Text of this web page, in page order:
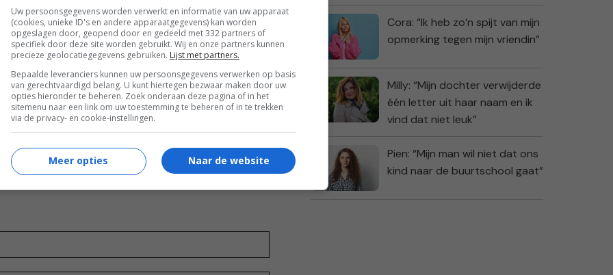
zodat je het geurtje dat je gebruikt
steeds we...
Cora: “Ik heb zo’n spijt van mijn
opmerking tegen mijn vriendin”
Milly: “Mijn dochter verwijderde
één letter uit haar naam en ik
vind dat niet leuk”
Pien: “Mijn man wil niet dat ons
kind naar de buurtschool gaat”
Uw persoonsgegevens worden verwerkt en informatie van uw apparaat
(cookies, unieke ID's en andere apparaatgegevens) kan worden
opgeslagen door, geopend door en gedeeld met 332 partners of
specifiek door deze site worden gebruikt. Wij en onze partners kunnen
precieze geolocatiegegevens gebruiken. Lijst met partners.
Bepaalde leveranciers kunnen uw persoonsgegevens verwerken op basis
van gerechtvaardigd belang. U kunt hiertegen bezwaar maken door uw
opties hieronder te beheren. Zoek onderaan deze pagina of in het
sitemenu naar een link om uw toestemming te beheren of in te trekken
via de privacy- en cookie-instellingen.
Naar de website
Meer opties